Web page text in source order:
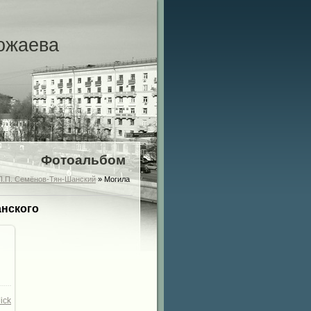
Фотоальбом
Семёнов-Тян-Шанский » Могила